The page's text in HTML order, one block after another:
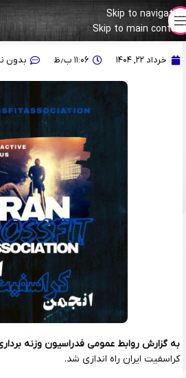
Skip to navigation
Skip to main content
آغاز رسمی پیج جدید انجمن کراسفیت
خرداد ۲۲, ۱۴۰۴ ۱۱:۰۶ ب٫ظ بدون
به گزارش روابط عمومی فدراسیون وزنه
کراسفیت ایران راه اندازی شد.